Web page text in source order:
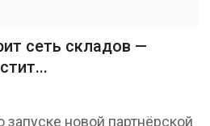
сеть складов —
новой партнёрской